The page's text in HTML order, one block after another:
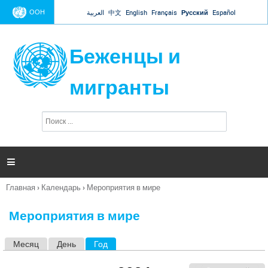
Jump to navigation
ООН العربية 中文 English Français Русский Español
Беженцы и
мигранты
п
и

Вы
Главная › Календарь › Мероприятия в мире
Мероприятия в мире
Месяц День Год